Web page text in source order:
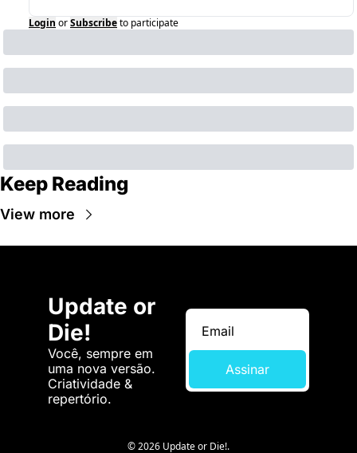
Login orSubscribeto participate
Keep Reading
View more
Update or
Die!
Você, sempre em
uma nova versão.
Criatividade &
repertório.
Assinar
© 2026 Update or Die!.